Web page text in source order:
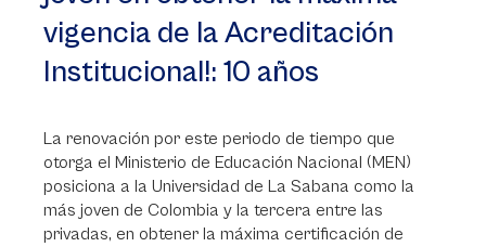
vigencia de la Acreditación
Institucional!: 10 años
La renovación por este periodo de tiempo que
otorga el Ministerio de Educación Nacional (MEN)
posiciona a la Universidad de La Sabana como la
más joven de Colombia y la tercera entre las
privadas, en obtener la máxima certificación de